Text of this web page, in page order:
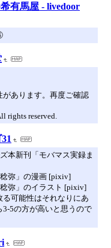
有馬屋 - livedoor
あります。再度ご確認
rights reserved.
本新刊「モバマス実録ま
弥」の漫画 [pixiv]
弥」のイラスト [pixiv]
可能性はそれなりにあ
5の方が高いと思うので